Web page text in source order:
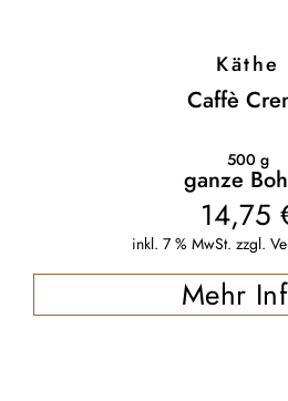
Käthe
Caffè
500 g
ganze
14,75
inkl. 7 % MwSt. zzgl.
Mehr